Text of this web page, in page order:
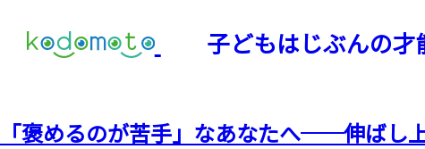
子どもはじぶんの
「褒めるのが苦手」なあなたへ──伸ばし